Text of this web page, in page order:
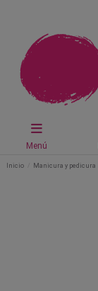
Menú
Inicio Manicura y pedicura